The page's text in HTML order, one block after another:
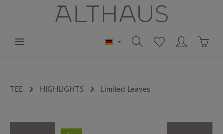
TEE HIGHLIGHTS Limited Leaves
Bildergalerie überspringen